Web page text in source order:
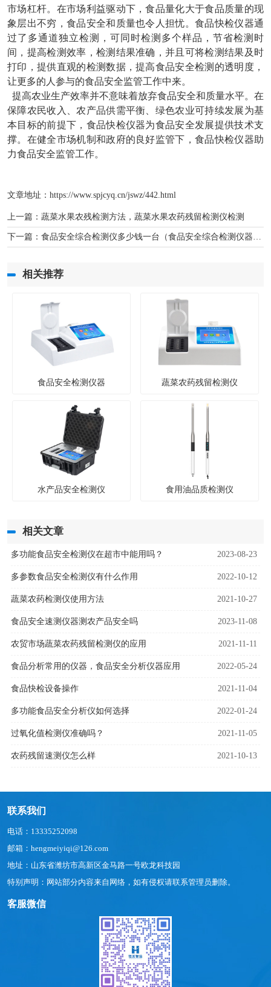
市场杠杆。在市场利益驱动下，食品量化大于食品质量的现
象层出不穷，食品安全和质量也令人担忧。食品快检仪器通
过了多通道独立检测，可同时检测多个样品，节省检测时
间，提高检测效率，检测结果准确，并且可将检测结果及时
打印，提供直观的检测数据，提高食品安全检测的透明度，
让更多的人参与的食品安全监管工作中来。
提高农业生产效率并不意味着放弃食品安全和质量水平。在
保障农民收入、农产品供需平衡、绿色农业可持续发展为基
本目标的前提下，食品快检仪器为食品安全发展提供技术支
撑。在健全市场机制和政府的良好监管下，食品快检仪器助
力食品安全监管工作。
文章地址： https://www.spjcyq.cn/jswz/442.html
上一篇： 蔬菜水果农残检测方法，蔬菜水果农药残留检测仪检测
下一篇： 食品安全综合检测仪多少钱一台（食品安全综合检测仪器价格）
相关推荐
食品安全检测仪器 蔬菜农药残留检测仪
水产品安全检测仪 食用油品质检测仪
相关文章
多功能食品安全检测仪在超市中能用吗？ 2023-08-23
多参数食品安全检测仪有什么作用 2022-10-12
蔬菜农药检测仪使用方法 2021-10-27
食品安全速测仪器测农产品安全吗 2023-11-08
农贸市场蔬菜农药残留检测仪的应用 2021-11-11
食品分析常用的仪器，食品安全分析仪器应用 2022-05-24
食品快检设备操作 2021-11-04
多功能食品安全分析仪如何选择 2022-01-24
过氧化值检测仪准确吗？ 2021-11-05
农药残留速测仪怎么样 2021-10-13
联系我们
电话：13335252098
邮箱：hengmeiyiqi@126.com
地址：山东省潍坊市高新区金马路一号欧龙科技园
特别声明：网站部分内容来自网络，如有侵权请联系管理员删除。
客服微信